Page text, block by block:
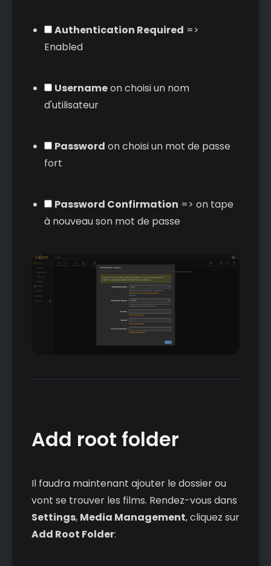
Authentication Required =>
Enabled
Usernameon choisi un nom
d'utilisateur
Password on choisi un mot de passe
fort
Password Confirmation => on tape
à nouveau son mot de passe
Add root folder
Il faudra maintenant ajouter le dossier ou
vont se trouver les films. Rendez-vous dans
Settings, Media Management, cliquez sur
Add Root Folder: